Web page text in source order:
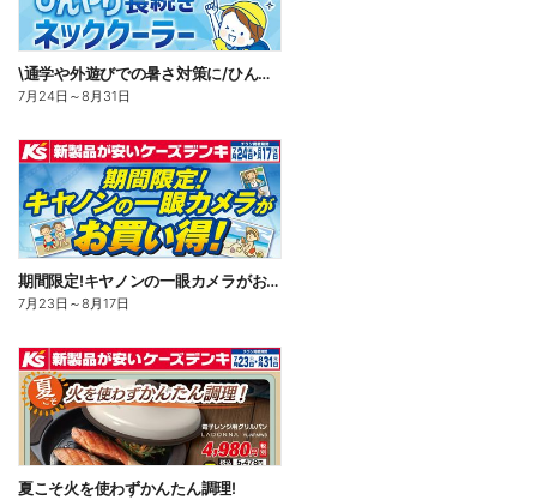
\通学や外遊びでの暑さ対策に/ひんやり長続きネッククーラー
7月24日 ～8月31日
期間限定!キヤノンの一眼カメラがお買い得!
7月23日 ～8月17日
夏こそ火を使わずかんたん調理!